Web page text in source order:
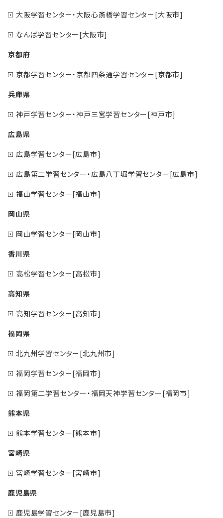
大阪学習センター・大阪心斎橋学習センター[大阪市]
なんば学習センター[大阪市]
京都府
京都学習センター・京都四条通学習センター[京都市]
兵庫県
神戸学習センター・神戸三宮学習センター[神戸市]
広島県
広島学習センター[広島市]
広島第二学習センター・広島八丁堀学習センター[広島市]
福山学習センター[福山市]
岡山県
岡山学習センター[岡山市]
香川県
高松学習センター[高松市]
高知県
高知学習センター[高知市]
福岡県
北九州学習センター[北九州市]
福岡学習センター[福岡市]
福岡第二学習センター・福岡天神学習センター[福岡市]
熊本県
熊本学習センター[熊本市]
宮崎県
宮崎学習センター[宮崎市]
鹿児島県
鹿児島学習センター[鹿児島市]